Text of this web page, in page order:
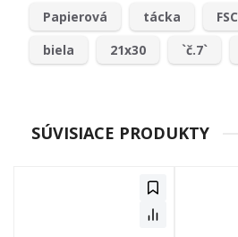
Papierová tácka FSC
biela
21x30 `č.7`
SÚVISIACE PRODUKTY